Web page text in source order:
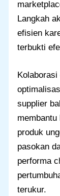
Langkah
efisien
terbukti
supplier
produk
pasokan
performa
terukur.